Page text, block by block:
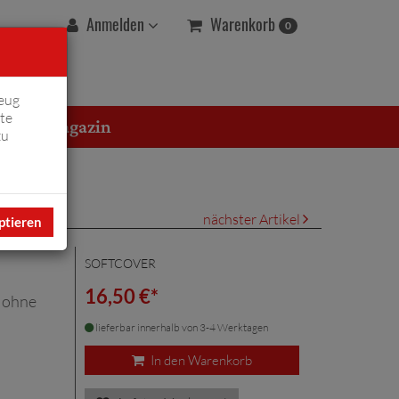
Anmelden Warenkorb 0
Magazin
nächster Artikel
SOFTCOVER
16,50 €*
lieferbar innerhalb von 3-4 Werktagen
In den Warenkorb